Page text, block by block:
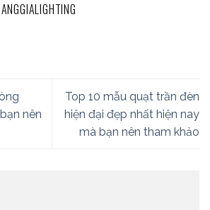
nên
Top 10 mẫu quạt trần đèn
hiện đại đẹp nhất hiện nay
mà bạn nên tham khảo